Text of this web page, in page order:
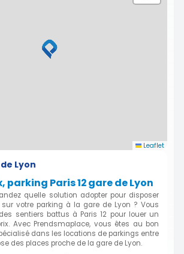
Leaflet
Lyon
parking Paris 12 gare de Lyon
quelle solution adopter pour disposer
votre parking à la gare de Lyon ? Vous
sentiers battus à Paris 12 pour louer un
Avec Prendsmaplace, vous êtes au bon
dans les locations de parkings entre
des places proche de la gare de Lyon.